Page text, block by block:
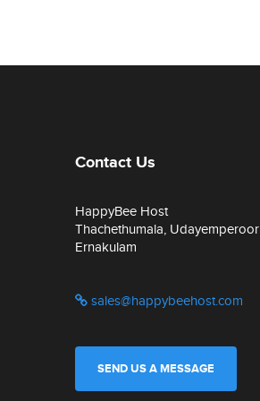
Contact Us
HappyBee Host
Thachethumala, Udayemperoor
Ernakulam
sales@happybeehost.com
SEND US A MESSAGE